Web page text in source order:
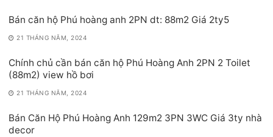
Bán căn hộ Phú hoàng anh 2PN dt: 88m2 Giá 2ty5
21 THÁNG NĂM, 2024
Chính chủ cần bán căn hộ Phú Hoàng Anh 2PN 2 Toilet
(88m2) view hồ bơi
21 THÁNG NĂM, 2024
Bán Căn Hộ Phú Hoàng Anh 129m2 3PN 3WC Giá 3ty nhà
decor